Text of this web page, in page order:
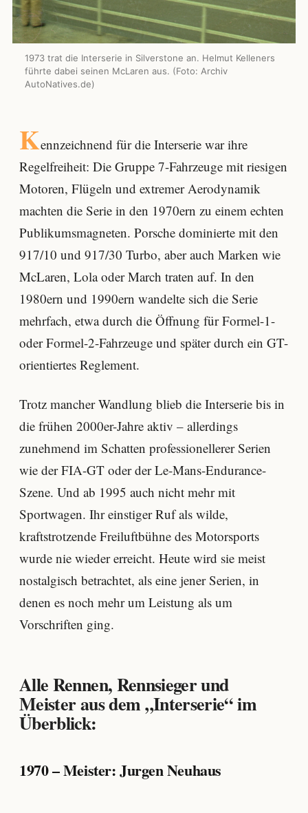
1973 trat die Interserie in Silverstone an. Helmut Kelleners
führte dabei seinen McLaren aus. (Foto: Archiv
AutoNatives.de)
Kennzeichnend für die Interserie war ihre
Regelfreiheit: Die Gruppe 7-Fahrzeuge mit riesigen
Motoren, Flügeln und extremer Aerodynamik
machten die Serie in den 1970ern zu einem echten
Publikumsmagneten. Porsche dominierte mit den
917/10 und 917/30 Turbo, aber auch Marken wie
McLaren, Lola oder March traten auf. In den
1980ern und 1990ern wandelte sich die Serie
mehrfach, etwa durch die Öffnung für Formel-1-
oder Formel-2-Fahrzeuge und später durch ein GT-
orientiertes Reglement.
Trotz mancher Wandlung blieb die Interserie bis in
die frühen 2000er-Jahre aktiv – allerdings
zunehmend im Schatten professionellerer Serien
wie der FIA-GT oder der Le-Mans-Endurance-
Szene. Und ab 1995 auch nicht mehr mit
Sportwagen. Ihr einstiger Ruf als wilde,
kraftstrotzende Freiluftbühne des Motorsports
wurde nie wieder erreicht. Heute wird sie meist
nostalgisch betrachtet, als eine jener Serien, in
denen es noch mehr um Leistung als um
Vorschriften ging.
Alle Rennen, Rennsieger und
Meister aus dem „Interserie“ im
Überblick:
1970 – Meister: Jurgen Neuhaus